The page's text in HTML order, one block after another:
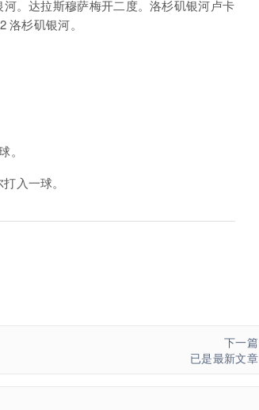
。达拉斯穆萨梅开二度。洛杉矶银河卢卡
杉矶银河。
入一球。
下一篇
已是最新文章